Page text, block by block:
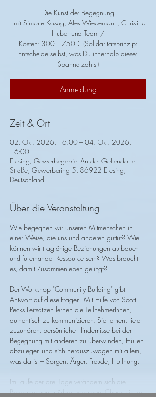
Die Kunst der Begegnung
- mit Simone Kosog, Alex Wiedemann, Christina
Huber und Team /
Kosten: 300 – 750 € (Solidaritätsprinzip:
Entscheide selbst, was Du innerhalb dieser
Spanne zahlst)
Anmeldung
Zeit & Ort
02. Okt. 2026, 16:00 – 04. Okt. 2026,
16:00
Eresing, Gewerbegebiet An der Geltendorfer
Straße, Gewerbering 5, 86922 Eresing,
Deutschland
Über die Veranstaltung
Wie begegnen wir unseren Mitmenschen in
einer Weise, die uns und anderen guttut? Wie
können wir tragfähige Beziehungen aufbauen
und füreinander Ressource sein? Was braucht
es, damit Zusammenleben gelingt?
Der Workshop "Community Building" gibt
Antwort auf diese Fragen. Mit Hilfe von Scott
Pecks Leitsätzen lernen die TeilnehmerInnen,
authentisch zu kommunizieren. Sie lernen, tiefer
zuzuhören, persönliche Hindernisse bei der
Begegnung mit anderen zu überwinden, Hüllen
abzulegen und sich herauszuwagen mit allem,
was da ist – Sorgen, Ärger, Freude, Hoffnung.
Im Laufe der drei Tage verändern sich die
Begegnungen spürbar: weg vom Chaos hin zu